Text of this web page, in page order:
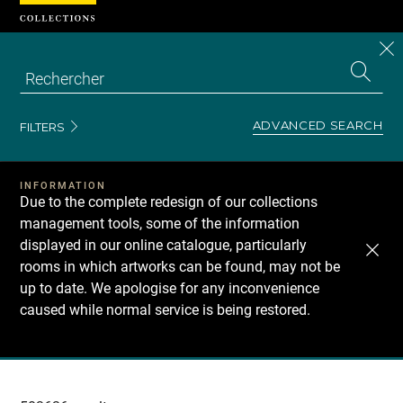
FILTERS ADVANCED SEARCH
INFORMATION
Due to the complete redesign of our collections
management tools, some of the information
displayed in our online catalogue, particularly
rooms in which artworks can be found, may not be
up to date. We apologise for any inconvenience
caused while normal service is being restored.
Recherche
Cookies management panel